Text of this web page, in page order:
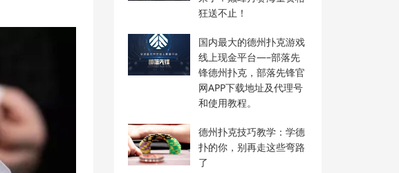
狂送不止！
国内最大的德州扑克游戏
线上现金平台—–部落先
锋德州扑克，部落先锋官
网APP下载地址及代理号
和使用教程。
德州扑克技巧教学：学德
扑的你，别再走这些弯路
了